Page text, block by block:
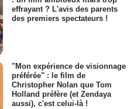
effrayant ? L'avis des parents
des premiers spectateurs !
"Mon expérience de visionnage
préférée" : le film de
Christopher Nolan que Tom
Holland préfère (et Zendaya
aussi), c'est celui-là !